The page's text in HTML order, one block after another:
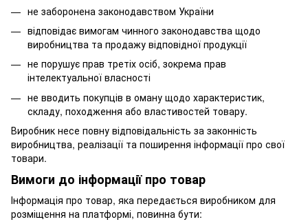
не заборонена законодавством України
відповідає вимогам чинного законодавства щодо
виробництва та продажу відповідної продукції
не порушує прав третіх осіб, зокрема прав
інтелектуальної власності
не вводить покупців в оману щодо характеристик,
складу, походження або властивостей товару.
Виробник несе повну відповідальність за законність
виробництва, реалізації та поширення інформації про свої
товари.
Вимоги до інформації про товар
Інформація про товар, яка передається виробником для
розміщення на платформі, повинна бути: